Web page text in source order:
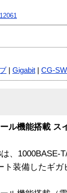
Gigabit CG-
ル機能搭載 ス
、1000BASE-
ト装備したギ